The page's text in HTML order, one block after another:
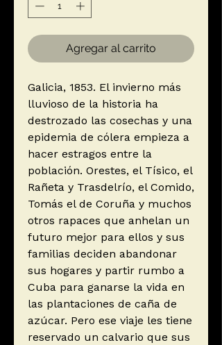
Agregar al carrito
Galicia, 1853. El invierno más
lluvioso de la historia ha
destrozado las cosechas y una
epidemia de cólera empieza a
hacer estragos entre la
población. Orestes, el Tísico, el
Rañeta y Trasdelrío, el Comido,
Tomás el de Coruña y muchos
otros rapaces que anhelan un
futuro mejor para ellos y sus
familias deciden abandonar
sus hogares y partir rumbo a
Cuba para ganarse la vida en
las plantaciones de caña de
azúcar. Pero ese viaje les tiene
reservado un calvario que sus